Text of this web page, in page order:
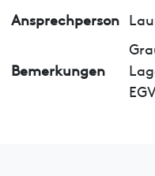
Ansprechperson
Bemerkungen